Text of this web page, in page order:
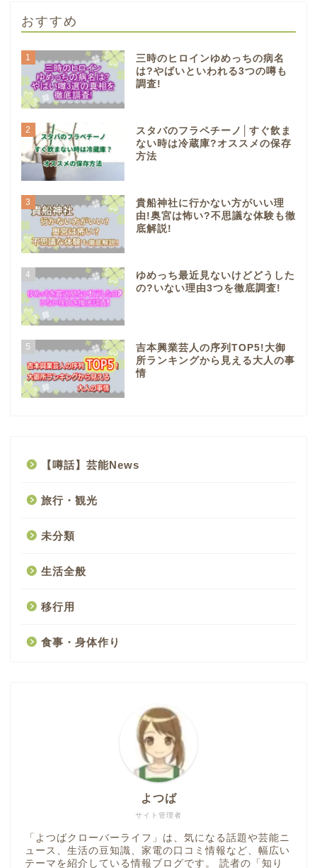
おすすめ
1
三時のヒロインゆめっちの病名
は?やばいといわれる3つの噂も
調査!
2
スタバのフラペチーノ│すぐ飲ま
ない時は冷蔵庫?オススメの保存
方法
3
貴船神社に行かない方がいい理
由!奥宮は怖い?不思議な体験も徹
底解説!
4
ゆめっち最近見ないけどどうした
の?いない理由3つを徹底調査!
5
吉本興業芸人の序列TOP5!大御
所ランキングから見える大人の事
情
【噂話】芸能News
旅行・観光
未分類
生活全般
移行用
食事・身体作り
サイト管理者
よつば
「よつばクローバーライフ」は、気になる話題や芸能ニ
ュース、生活の豆知識、家電の口コミ情報など、幅広い
テーマを紹介している情報ブログです。 読者の「知り